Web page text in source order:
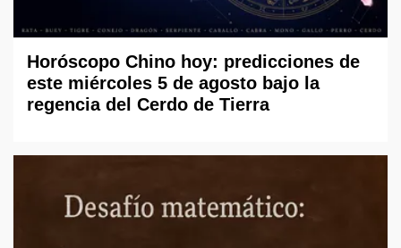
Horóscopo Chino hoy: predicciones de
este miércoles 5 de agosto bajo la
regencia del Cerdo de Tierra